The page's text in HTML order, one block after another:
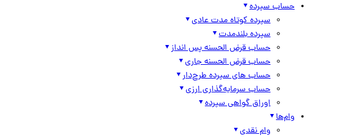
حساب سپرده
سپرده کوتاه مدت عادی
سپرده بلندمدت
حساب قرض الحسنه پس انداز
حساب قرض الحسنه جاری
حساب های سپرده طرح‌دار
حساب سرمایه‌گذاری ارزی
اوراق گواهی سپرده
وام‌ها
وام نقدی